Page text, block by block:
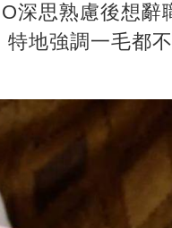
深思熟慮後想
地強調一毛都不